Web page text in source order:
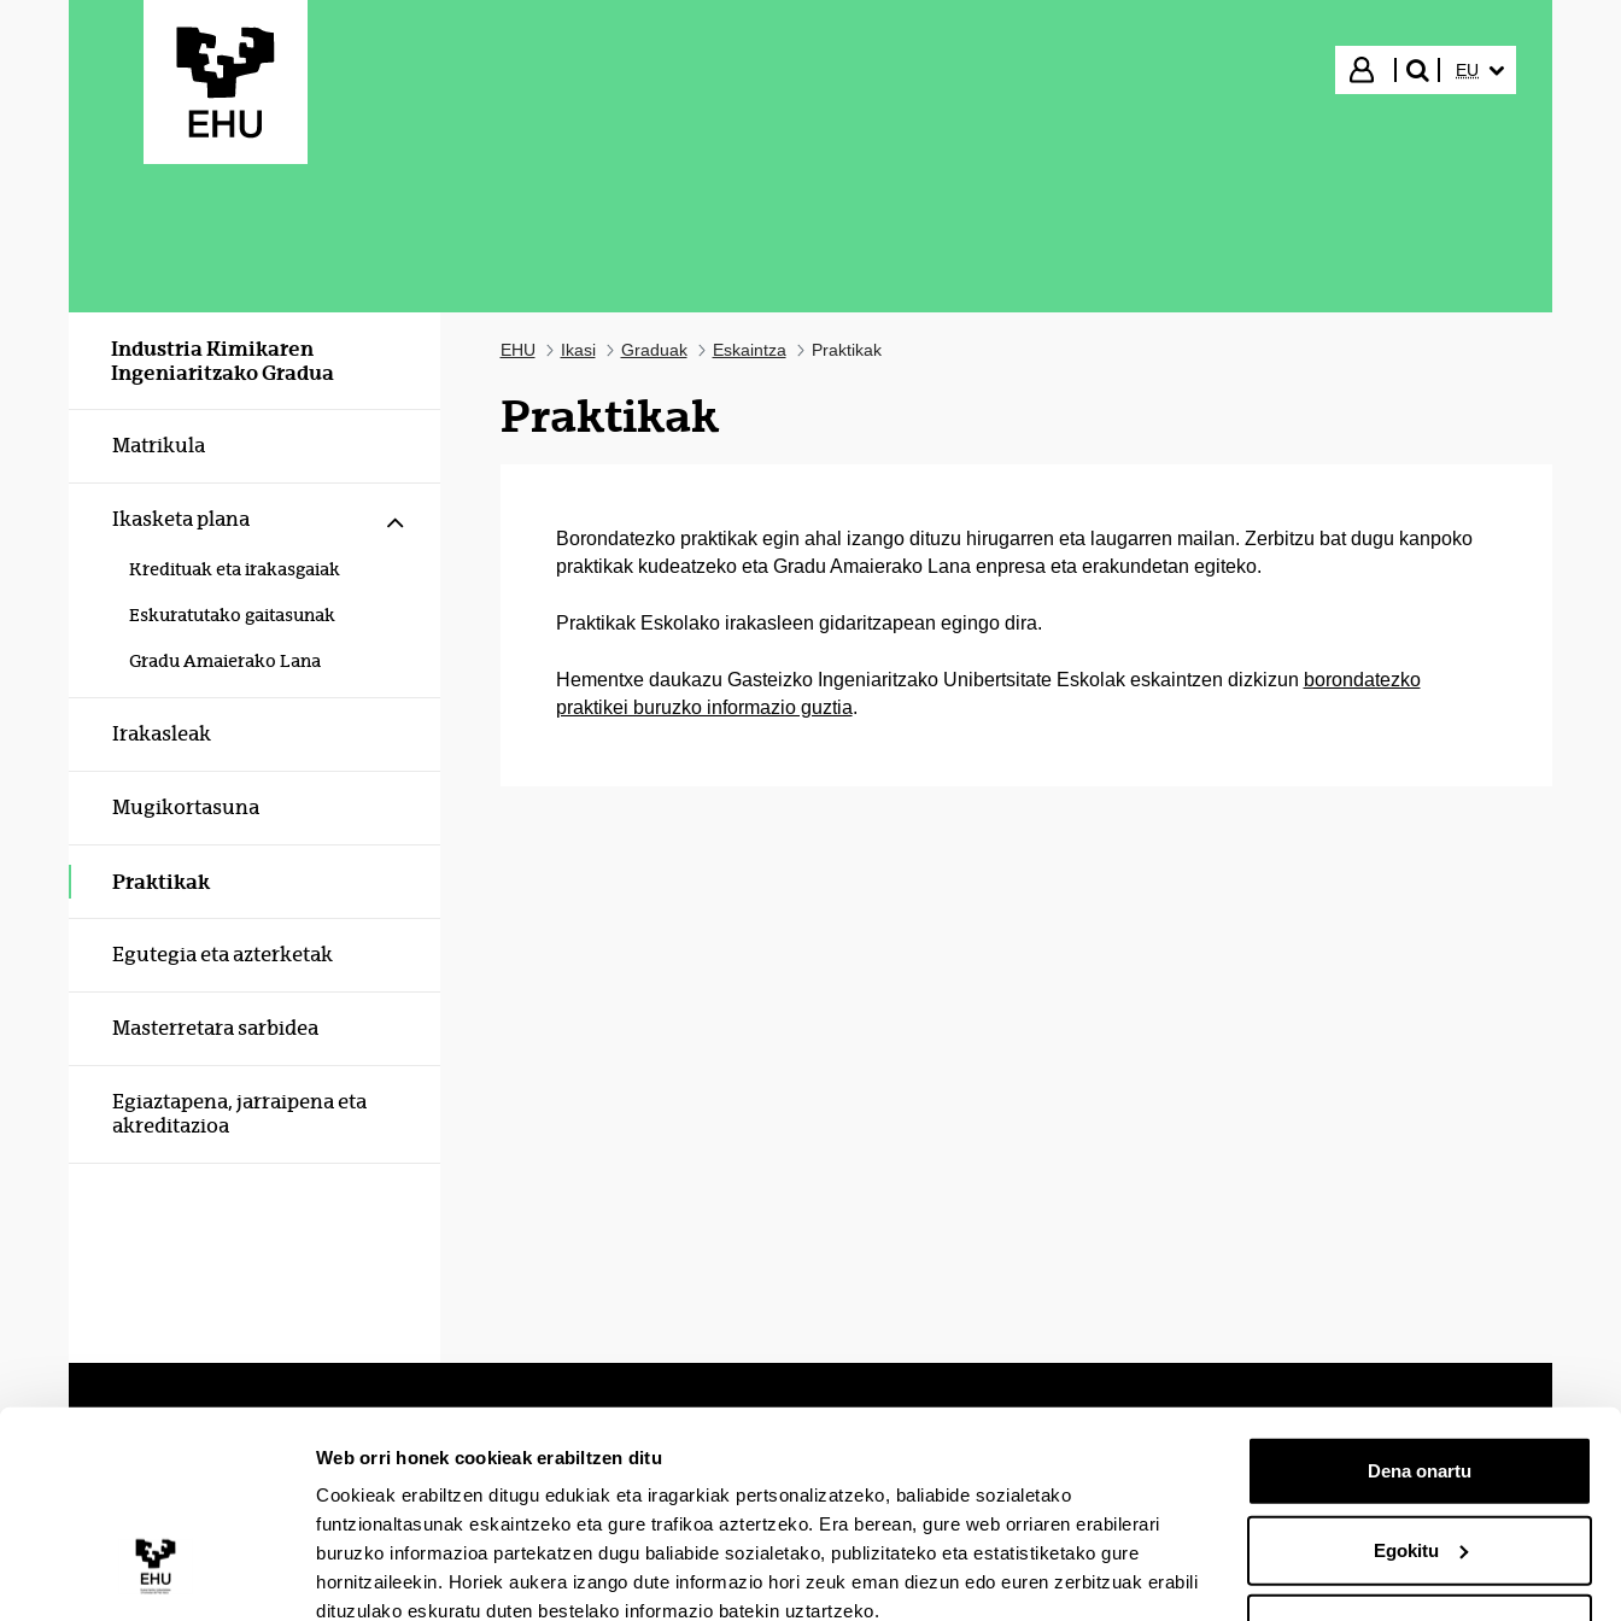
Web orri honek cookieak erabiltzen ditu
Cookieak erabiltzen ditugu edukiak eta iragarkiak pertsonalizatzeko, baliabide sozialetako
funtzionaltasunak eskaintzeko eta gure trafikoa aztertzeko. Era berean, gure web orriaren erabilerari
buruzko informazioa partekatzen dugu baliabide sozialetako, publizitateko eta estatistiketako gure
hornitzaileekin. Horiek aukera izango dute informazio hori zeuk eman diezun edo euren zerbitzuak erabili
dituzulako eskuratu duten bestelako informazio batekin uztartzeko.
Dena onartu
Egokitu
Hasi saioa
bilatu"
EU
Industria Kimikaren
Ingeniaritzako Gradua
Matrikula
Ikasketa plana Erakutsi/izkutatu azpiorriak
Kredituak eta irakasgaiak
Eskuratutako gaitasunak
Gradu Amaierako Lana
Irakasleak
Mugikortasuna
Praktikak
Egutegia eta azterketak
Masterretara sarbidea
Egiaztapena, jarraipena eta
akreditazioa
EHU Ikasi Graduak Eskaintza Praktikak
Praktikak
Borondatezko praktikak egin ahal izango dituzu hirugarren eta laugarren mailan. Zerbitzu bat dugu kanpoko
praktikak kudeatzeko eta Gradu Amaierako Lana enpresa eta erakundetan egiteko.
Praktikak Eskolako irakasleen gidaritzapean egingo dira.
Hementxe daukazu Gasteizko Ingeniaritzako Unibertsitate Eskolak eskaintzen dizkizun borondatezko
praktikei buruzko informazio guztia.
Egoitza elektronikoa Irisgarritasuna Lege oharra Laguntza Kontaktua
EHU Tiktok-enEHU Bluesky-nEHU Facebook-enEHU Linkedin-enEHU Instagram-enEHU Youtube-enEHU Vimeo-enEHU Flickr-en